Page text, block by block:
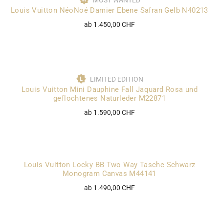
Louis Vuitton NéoNoé Damier Ebene Safran Gelb N40213
ab 1.450,00 CHF
LIMITED EDITION
Louis Vuitton Mini Dauphine Fall Jaquard Rosa und
geflochtenes Naturleder M22871
ab 1.590,00 CHF
Louis Vuitton Locky BB Two Way Tasche Schwarz
Monogram Canvas M44141
ab 1.490,00 CHF